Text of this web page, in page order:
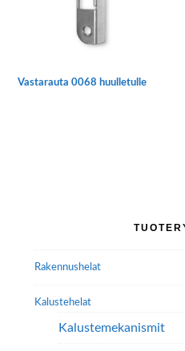
Vastarauta 0068 huulletulle
sivulla.Rakennushelat
Kalustehelat
Kalustemekanismit